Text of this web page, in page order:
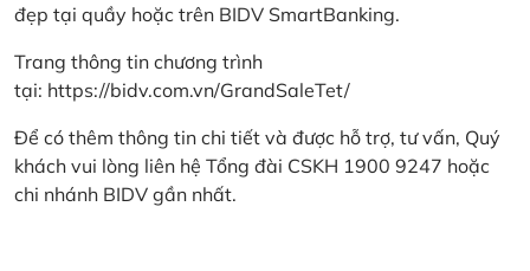
đẹp tại quầy hoặc trên BIDV SmartBanking.
Trang thông tin chương trình
tại: https://bidv.com.vn/GrandSaleTet/
Để có thêm thông tin chi tiết và được hỗ trợ, tư vấn, Quý
khách vui lòng liên hệ Tổng đài CSKH 1900 9247 hoặc
chi nhánh BIDV gần nhất.